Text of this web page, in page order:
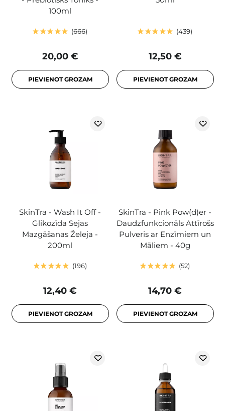
100ml
666
20,00 €
PIEVIENOT GROZAM
439
12,50 €
PIEVIENOT GROZAM
SkinTra - Wash It Off -
Glikozīda Sejas
Mazgāšanas Želeja -
200ml
196
12,40 €
PIEVIENOT GROZAM
SkinTra - Pink Pow(d)er -
Daudzfunkcionāls Attīrošs
Pulveris ar Enzīmiem un
Māliem - 40g
52
14,70 €
PIEVIENOT GROZAM